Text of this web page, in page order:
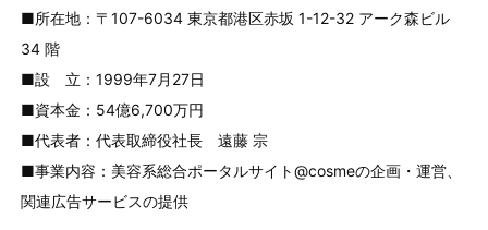
■所在地：〒107-6034 東京都港区赤坂 1-12-32 アーク森ビル
34 階
■設 立：1999年7月27日
■資本金：54億6,700万円
■代表者：代表取締役社長 遠藤 宗
■事業内容：美容系総合ポータルサイト@cosmeの企画・運営、
関連広告サービスの提供